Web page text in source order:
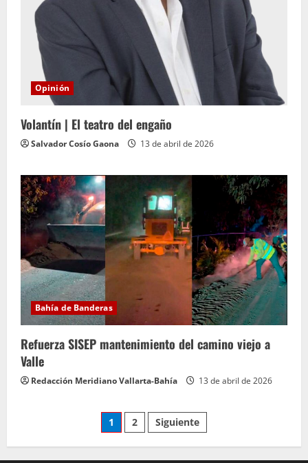
Opinión
Volantín | El teatro del engaño
Salvador Cosío Gaona 13 de abril de 2026
Bahía de Banderas
Refuerza SISEP mantenimiento del camino viejo a
Valle
Redacción Meridiano Vallarta-Bahía 13 de abril de 2026
Paginación
de
1 2 Siguiente